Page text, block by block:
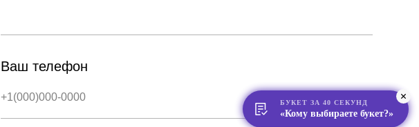
Ваш телефон
БУКЕТ ЗА 40 СЕКУНД
«Кому выбираете букет?»